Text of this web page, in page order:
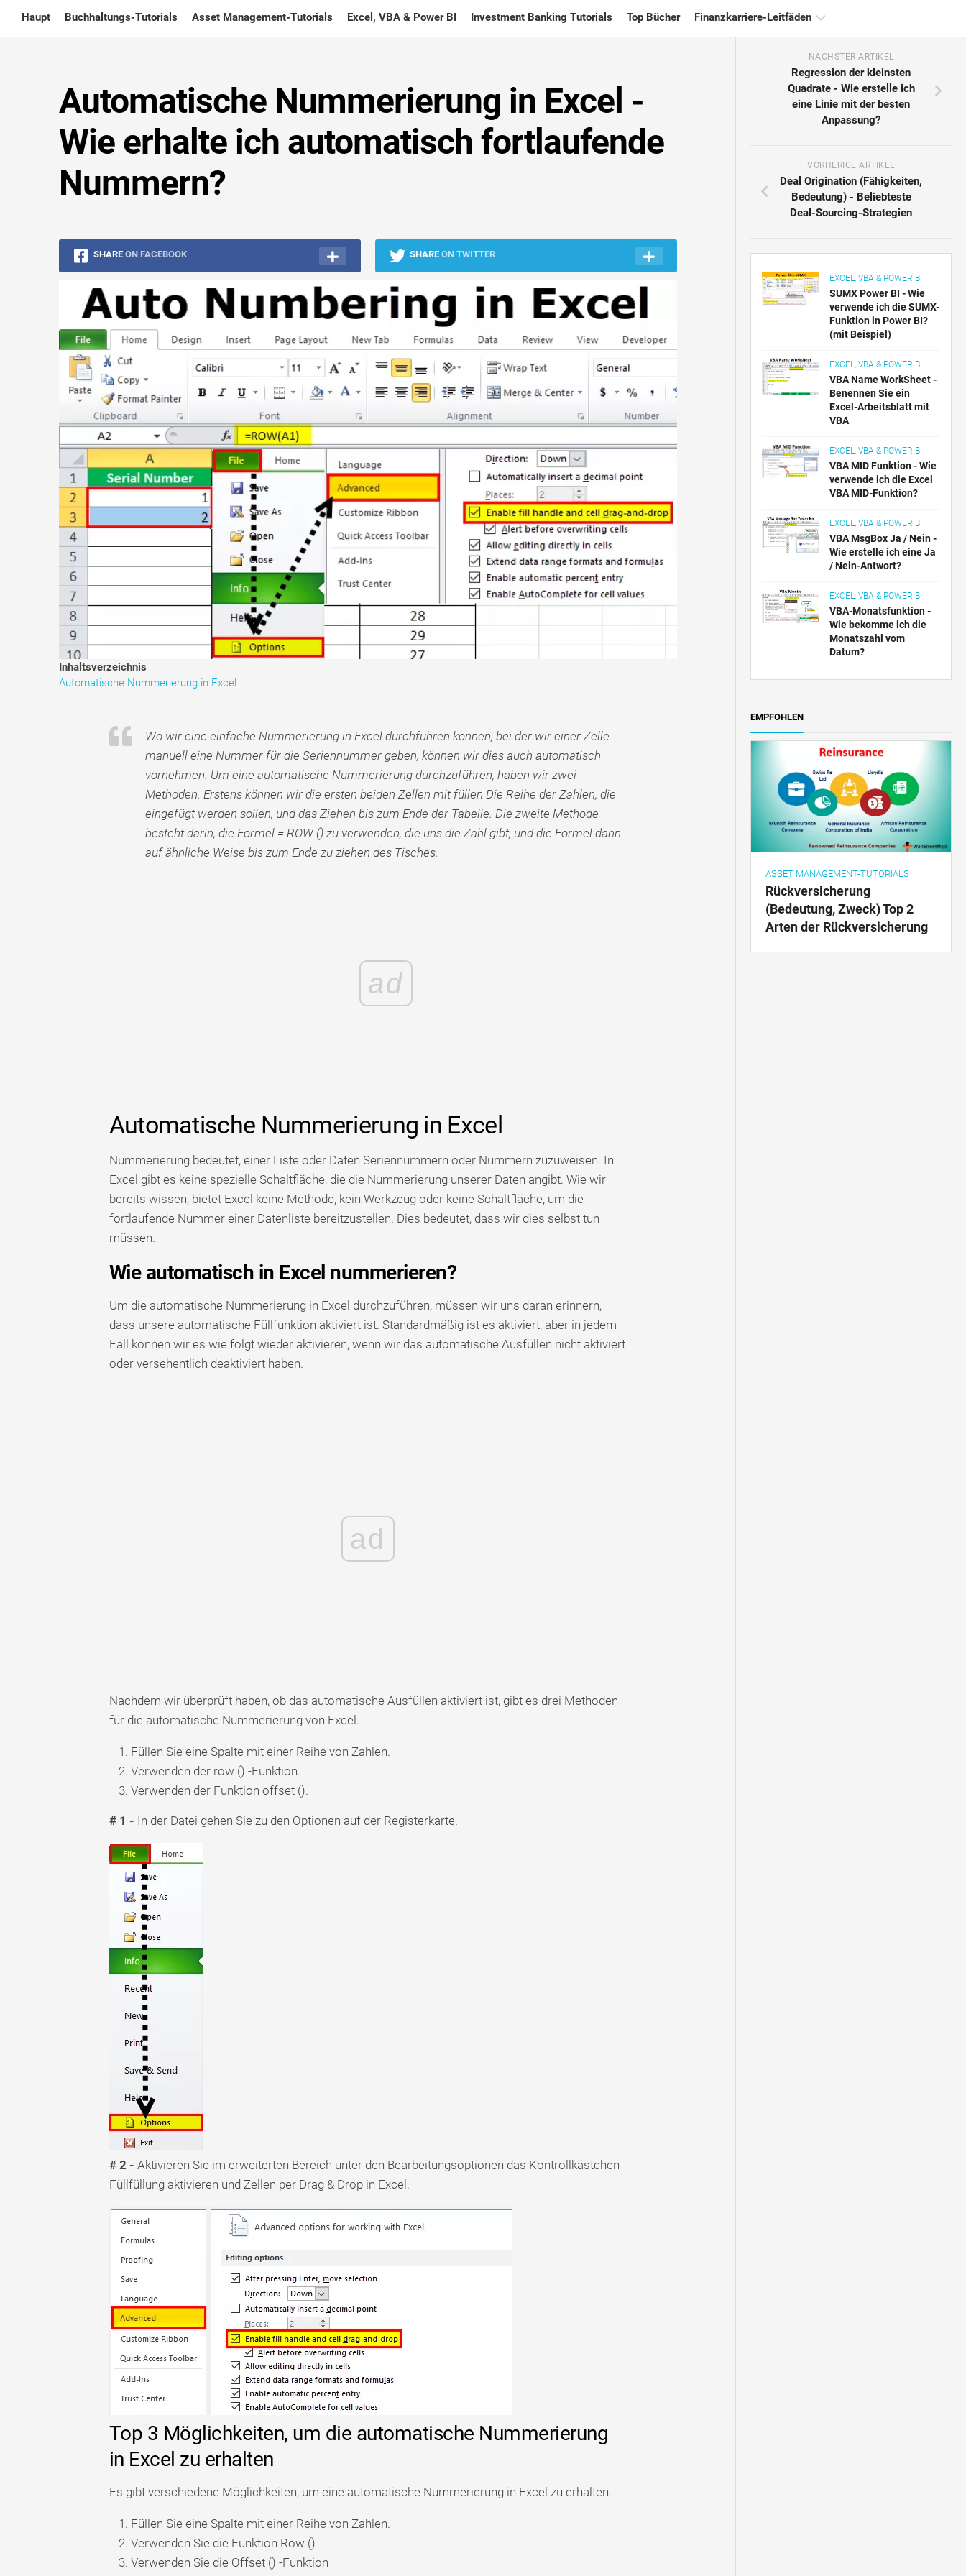
content
Haupt Buchhaltungs-Tutorials Asset Management-Tutorials Excel, VBA & Power BI Investment Banking Tutorials Top Bücher Finanzkarriere-Leitfäden
Finanzzertifizierung
Vollständige
Automatische Nummerierung in Excel -
Wie erhalte ich automatisch fortlaufende
Nummern?
SHARE ON FACEBOOK SHARE ON TWITTER
Inhaltsverzeichnis
Automatische Nummerierung in Excel
Wo wir eine einfache Nummerierung in Excel durchführen können, bei der wir einer Zelle
manuell eine Nummer für die Seriennummer geben, können wir dies auch automatisch
vornehmen. Um eine automatische Nummerierung durchzuführen, haben wir zwei
Methoden. Erstens können wir die ersten beiden Zellen mit füllen Die Reihe der Zahlen, die
eingefügt werden sollen, und das Ziehen bis zum Ende der Tabelle. Die zweite Methode
besteht darin, die Formel = ROW () zu verwenden, die uns die Zahl gibt, und die Formel dann
auf ähnliche Weise bis zum Ende zu ziehen des Tisches.
ad
Automatische Nummerierung in Excel
Nummerierung bedeutet, einer Liste oder Daten Seriennummern oder Nummern zuzuweisen. In
Excel gibt es keine spezielle Schaltfläche, die die Nummerierung unserer Daten angibt. Wie wir
bereits wissen, bietet Excel keine Methode, kein Werkzeug oder keine Schaltfläche, um die
fortlaufende Nummer einer Datenliste bereitzustellen. Dies bedeutet, dass wir dies selbst tun
müssen.
Wie automatisch in Excel nummerieren?
Um die automatische Nummerierung in Excel durchzuführen, müssen wir uns daran erinnern,
dass unsere automatische Füllfunktion aktiviert ist. Standardmäßig ist es aktiviert, aber in jedem
Fall können wir es wie folgt wieder aktivieren, wenn wir das automatische Ausfüllen nicht aktiviert
oder versehentlich deaktiviert haben.
ad
Nachdem wir überprüft haben, ob das automatische Ausfüllen aktiviert ist, gibt es drei Methoden
für die automatische Nummerierung von Excel.
Füllen Sie eine Spalte mit einer Reihe von Zahlen.
Verwenden der row () -Funktion.
Verwenden der Funktion offset ().
# 1 - In der Datei gehen Sie zu den Optionen auf der Registerkarte.
# 2 - Aktivieren Sie im erweiterten Bereich unter den Bearbeitungsoptionen das Kontrollkästchen
Füllfüllung aktivieren und Zellen per Drag & Drop in Excel.
Top 3 Möglichkeiten, um die automatische Nummerierung
in Excel zu erhalten
Es gibt verschiedene Möglichkeiten, um eine automatische Nummerierung in Excel zu erhalten.
Füllen Sie eine Spalte mit einer Reihe von Zahlen.
Verwenden Sie die Funktion Row ()
Verwenden Sie die Offset () -Funktion
NÄCHSTER ARTIKEL
Regression der kleinsten
Quadrate - Wie erstelle ich
eine Linie mit der besten
Anpassung?
VORHERIGE ARTIKEL
Deal Origination (Fähigkeiten,
Bedeutung) - Beliebteste
Deal-Sourcing-Strategien
EXCEL, VBA & POWER BI
SUMX Power BI - Wie
verwende ich die SUMX-
Funktion in Power BI?
(mit Beispiel)
EXCEL, VBA & POWER BI
VBA Name WorkSheet -
Benennen Sie ein
Excel-Arbeitsblatt mit
VBA
EXCEL, VBA & POWER BI
VBA MID Funktion - Wie
verwende ich die Excel
VBA MID-Funktion?
EXCEL, VBA & POWER BI
VBA MsgBox Ja / Nein -
Wie erstelle ich eine Ja
/ Nein-Antwort?
EXCEL, VBA & POWER BI
VBA-Monatsfunktion -
Wie bekomme ich die
Monatszahl vom
Datum?
EMPFOHLEN
ASSET MANAGEMENT-TUTORIALS
Rückversicherung
(Bedeutung, Zweck) Top 2
Arten der Rückversicherung